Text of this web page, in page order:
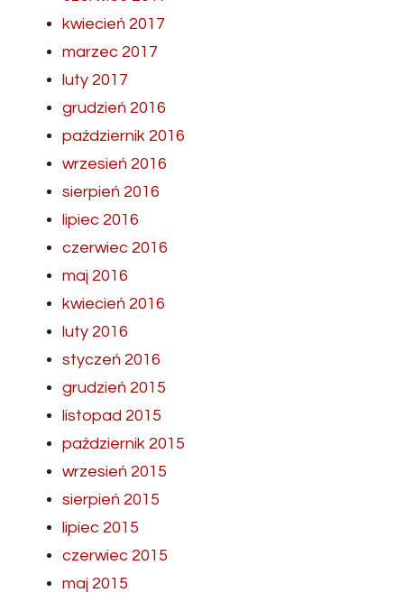
kwiecień 2017
marzec 2017
luty 2017
grudzień 2016
październik 2016
wrzesień 2016
sierpień 2016
lipiec 2016
czerwiec 2016
maj 2016
kwiecień 2016
luty 2016
styczeń 2016
grudzień 2015
listopad 2015
październik 2015
wrzesień 2015
sierpień 2015
lipiec 2015
czerwiec 2015
maj 2015